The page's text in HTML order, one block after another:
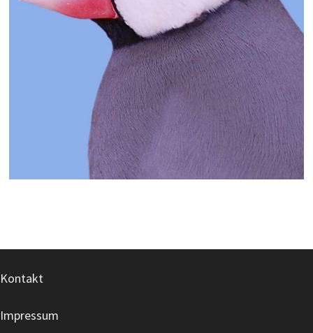
Kontakt
Impressum